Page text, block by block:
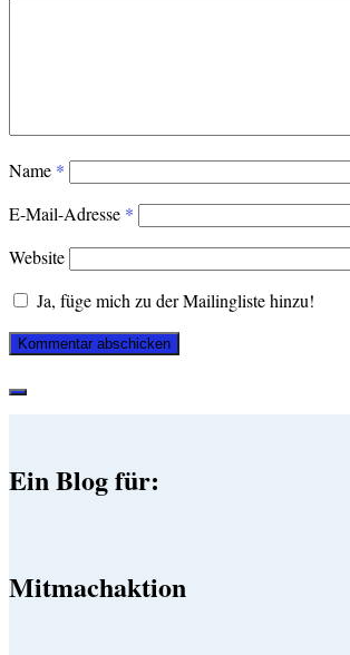
Name *
E-Mail-Adresse *
Website
Ja, füge mich zu der Mailingliste hinzu!
Ein Blog für:
Mitmachaktion